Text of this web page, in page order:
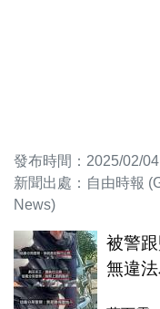
發布時間：2025/02/
新聞出處：自由時報
News)
被警
無違